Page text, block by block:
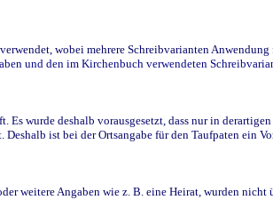
wobei mehrere Schreibvarianten
und den im Kirchenbuch verwendeten
wurde deshalb vorausgesetzt, dass nur in
ist bei der Ortsangabe für den Taufpaten ein
weitere Angaben wie z. B. eine Heirat, wurden nicht